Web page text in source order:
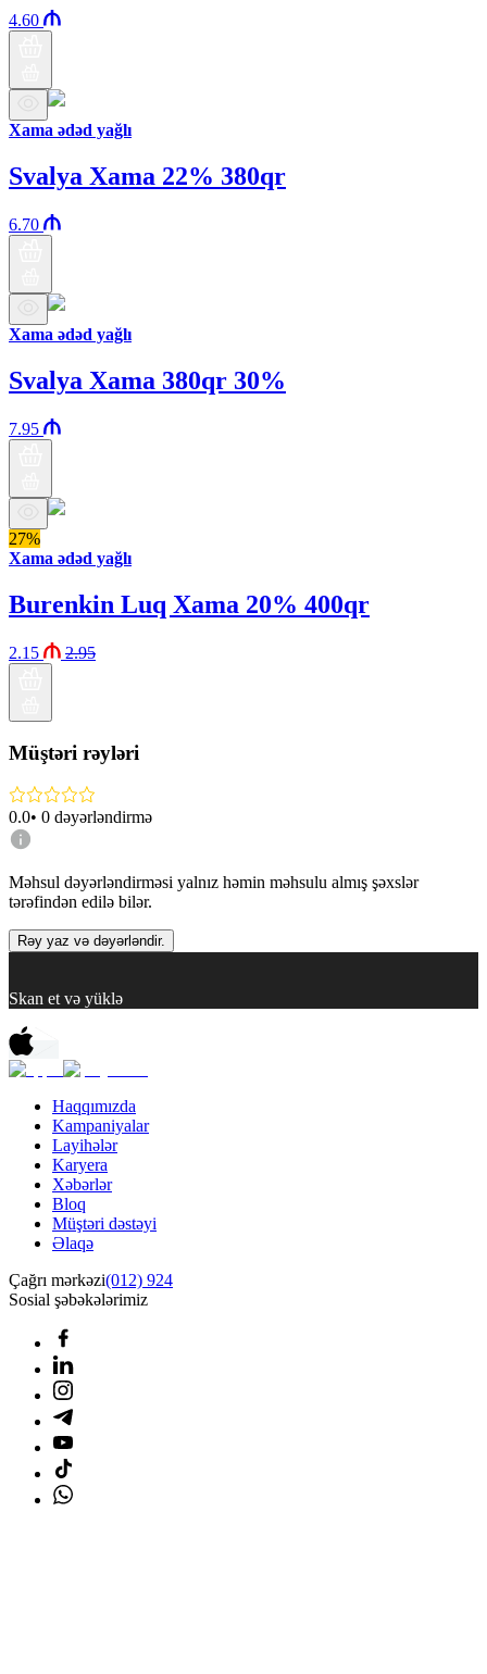
4.60
Xama ədəd yağlı
Svalya Xama 22% 380qr
6.70
Xama ədəd yağlı
Svalya Xama 380qr 30%
7.95
27%
Xama ədəd yağlı
Burenkin Luq Xama 20% 400qr
2.15 2.95
Müştəri rəyləri
0.0• 0 dəyərləndirmə
Məhsul dəyərləndirməsi yalnız həmin məhsulu almış şəxslər
tərəfindən edilə bilər.
Rəy yaz və dəyərləndir.
Skan et və yüklə
Haqqımızda
Kampaniyalar
Layihələr
Karyera
Xəbərlər
Bloq
Müştəri dəstəyi
Əlaqə
Çağrı mərkəzi(012) 924
Sosial şəbəkələrimiz